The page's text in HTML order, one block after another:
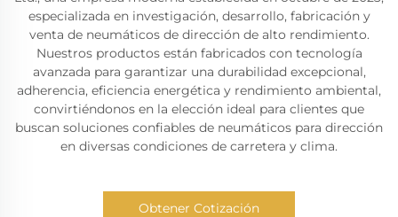
especializada en investigación, desarrollo, fabricación y
venta de neumáticos de dirección de alto rendimiento.
Nuestros productos están fabricados con tecnología
avanzada para garantizar una durabilidad excepcional,
adherencia, eficiencia energética y rendimiento ambiental,
convirtiéndonos en la elección ideal para clientes que
buscan soluciones confiables de neumáticos para dirección
en diversas condiciones de carretera y clima.
Obtener Cotización